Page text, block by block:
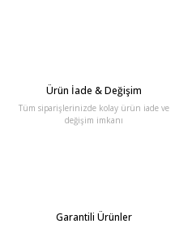
Ürün İade & Değişim
Tüm siparişlerinizde kolay ürün iade ve
değişim imkanı
Garantili Ürünler